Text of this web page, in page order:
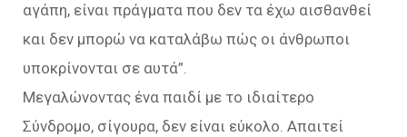
αγάπη, είναι πράγματα που δεν τα έχω αισθανθεί
και δεν μπορώ να καταλάβω πώς οι άνθρωποι
υποκρίνονται σε αυτά”.
Μεγαλώνοντας ένα παιδί με το ιδιαίτερο
Σύνδρομο, σίγουρα, δεν είναι εύκολο. Απαιτεί